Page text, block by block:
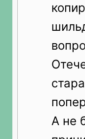
А не